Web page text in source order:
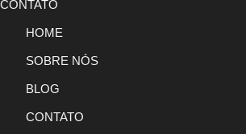
CONTATO
HOME
SOBRE NÓS
BLOG
CONTATO